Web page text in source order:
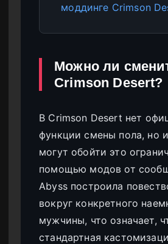
моддинге Crimson
Можно ли
Crimson Desert?
В Crimson Desert нет
функции смены пола, но
могут обойти это
помощью модов от
Abyss построила
вокруг конкретного
мужчины, что означает,
стандартная